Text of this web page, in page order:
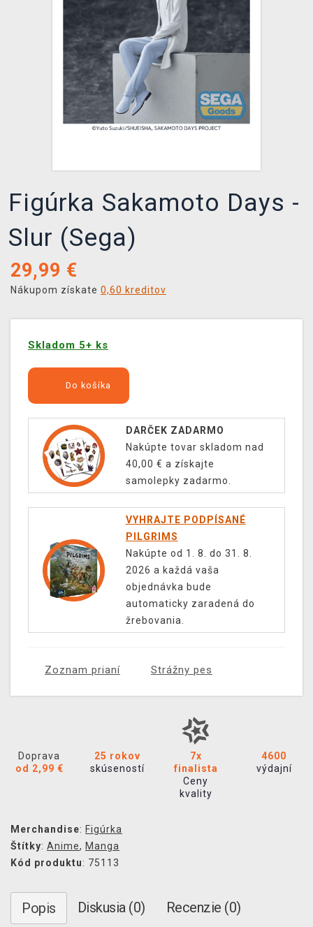
XZONE KLUB
Figúrka Sakamoto Days -
Slur (Sega)
29,99 €
Nákupom získate 0,60 kreditov
Skladom 5+ ks
Do košíka
DARČEK ZADARMO
Nakúpte tovar skladom nad
40,00 € a získajte
samolepky zadarmo.
VYHRAJTE PODPÍSANÉ
PILGRIMS
Nakúpte od 1. 8. do 31. 8.
2026 a každá vaša
objednávka bude
automaticky zaradená do
žrebovania.
Zoznam prianí Strážny pes
Doprava
od 2,99 €
25 rokov
skúseností
7x
finalista
Ceny
kvality
4600
výdajní
Merchandise: Figúrka
Štítky: Anime, Manga
Kód produktu: 75113
Popis Diskusia (0) Recenzie (0)